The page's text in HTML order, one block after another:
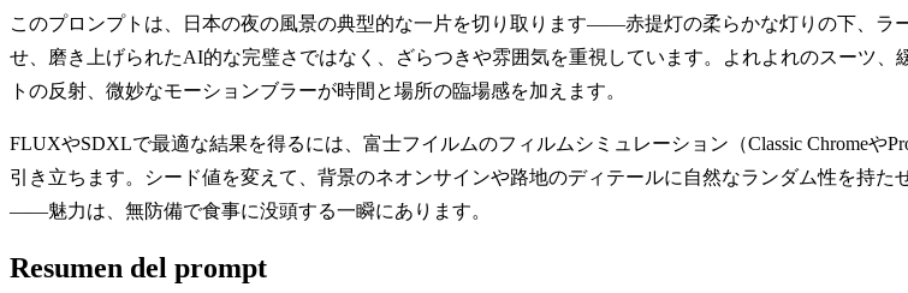
このプロンプトは、日本の夜の風景の典型的な一片を切り取ります——赤提灯の柔らかな灯りの下、
せ、磨き上げられたAI的な完璧さではなく、ざらつきや雰囲気を重視しています。よれよれのスーツ
トの反射、微妙なモーションブラーが時間と場所の臨場感を加えます。
FLUXやSDXLで最適な結果を得るには、富士フイルムのフィルムシミュレーション（Classic Chromeや
引き立ちます。シード値を変えて、背景のネオンサインや路地のディテールに自然なランダム性を持
——魅力は、無防備で食事に没頭する一瞬にあります。
Resumen del prompt